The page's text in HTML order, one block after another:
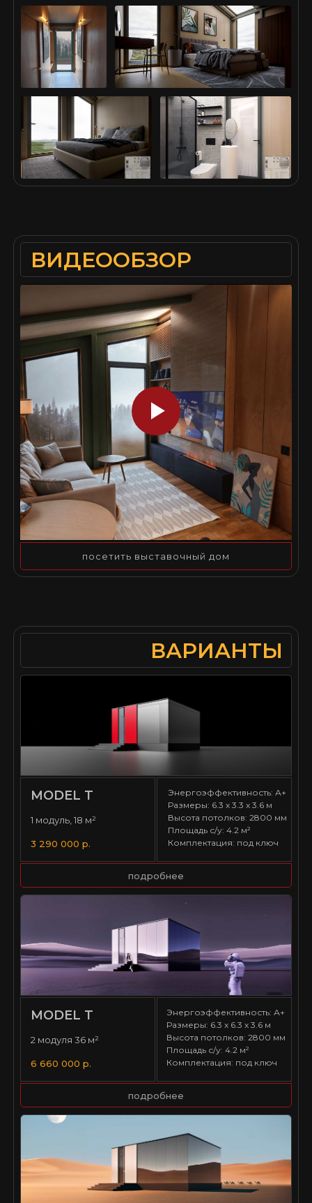
ВИДЕООБЗОР
посетить выставочный дом
ВАРИАНТЫ
1 модуль, 18 м²
MODEL T
3 290 000 р.
Энергоэффективность: А+
Размеры: 6.3 х 3.3 х 3.6 м
Высота потолков: 2800 мм
Площадь с/у: 4.2 м²
Комплектация: под ключ
подробнее
2 модуля 36 м²
MODEL T
6 660 000 р.
Энергоэффективность: А+
Размеры: 6.3 х 6.3 х 3.6 м
Высота потолков: 2800 мм
Площадь с/у: 4.2 м²
Комплектация: под ключ
подробнее